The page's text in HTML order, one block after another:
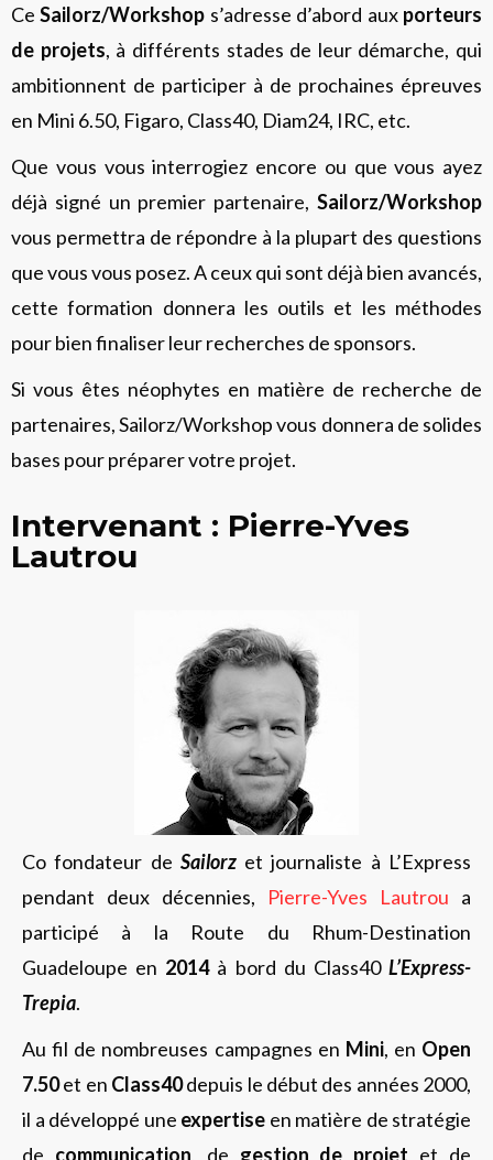
CeSailorz/Workshop s’adresse d’abord aux porteurs
de projets, à différents stades de leur démarche, qui
ambitionnent de participer à de prochaines épreuves
en Mini 6.50, Figaro, Class40, Diam24, IRC, etc.
Que vous vous interrogiez encore ou que vous ayez
déjà signé un premier partenaire, Sailorz/Workshop
vous permettra de répondre à la plupart des questions
que vous vous posez. A ceux qui sont déjà bien avancés,
cette formation donnera les outils et les méthodes
pour bien finaliser leur recherches de sponsors.
Si vous êtes néophytes en matière de recherche de
partenaires, Sailorz/Workshop vous donnera de solides
bases pour préparer votre projet.
Intervenant : Pierre-Yves
Lautrou
Co fondateur de Sailorzet journaliste à L’Express
pendant deux décennies, Pierre-Yves Lautrou a
participé à la Route du Rhum-Destination
Guadeloupe en 2014à bord du Class40L’Express-
Trepia.
Au fil de nombreuses campagnes en Mini, en Open
7.50et en Class40depuis le début des années 2000,
il a développé une expertise en matière de stratégie
de communication , de gestion de projet et de